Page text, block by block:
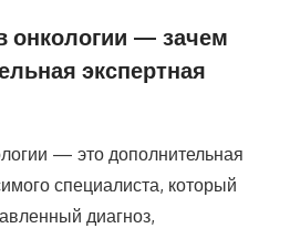
онкологии — зачем
экспертная
— это дополнительная
специалиста, который
диагноз,